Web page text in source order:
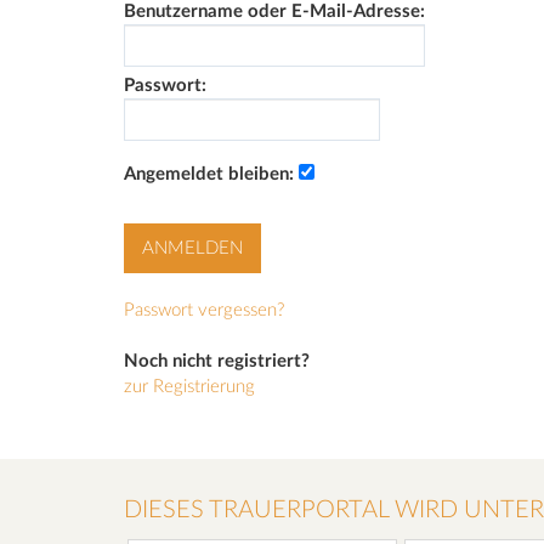
Benutzername oder E-Mail-Adresse:
Passwort:
Angemeldet bleiben:
Passwort vergessen?
Noch nicht registriert?
zur Registrierung
DIESES TRAUERPORTAL WIRD